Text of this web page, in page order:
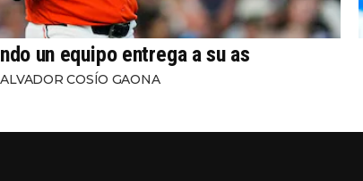
un equipo entrega a su as
COSÍO GAONA